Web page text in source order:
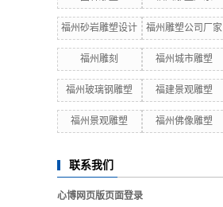
福州砂岩雕塑设计 福州雕塑公司厂家
福州雕刻 福州城市雕塑
福州玻璃钢雕塑 福建景观雕塑
福州景观雕塑 福州佛像雕塑
联系我们
心博网页版页面登录